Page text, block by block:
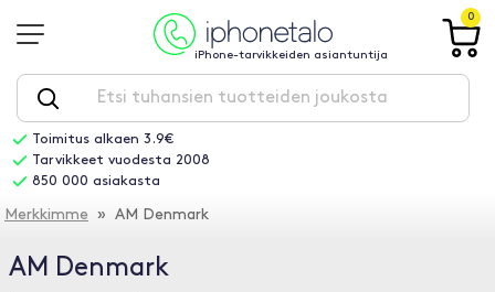
iPhone-tarvikkeiden asiantuntija
0
Toimitus alkaen 3.9€
Tarvikkeet vuodesta 2008
850 000 asiakasta
Merkkimme » AM Denmark
AM Denmark